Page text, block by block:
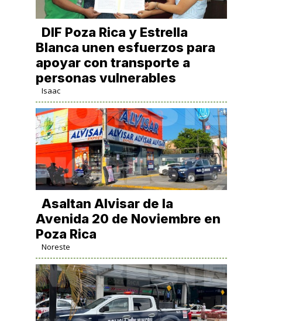
DIF Poza Rica y Estrella
Blanca unen esfuerzos para
apoyar con transporte a
personas vulnerables
Isaac
Asaltan Alvisar de la
Avenida 20 de Noviembre en
Poza Rica
Noreste